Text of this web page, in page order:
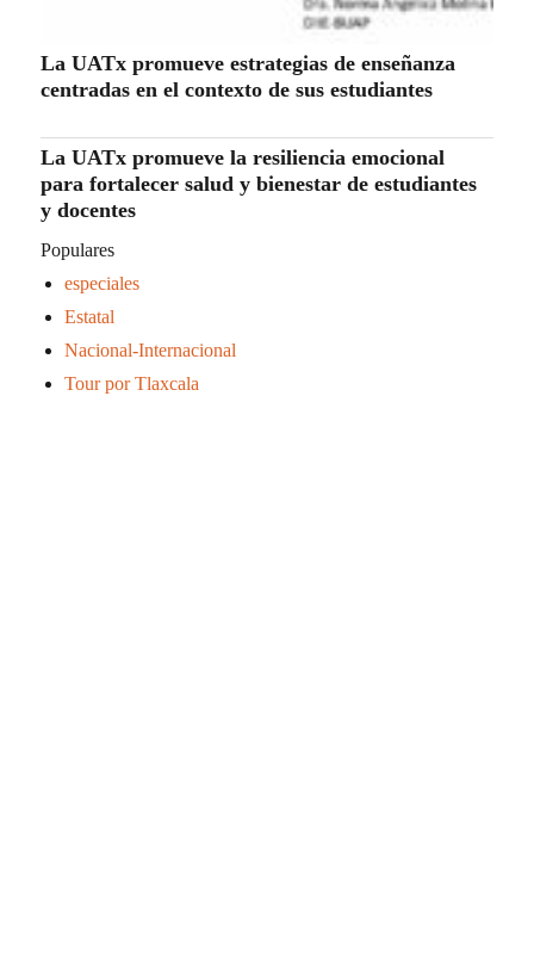
La UATx promueve estrategias de enseñanza
centradas en el contexto de sus estudiantes
La UATx promueve la resiliencia emocional
para fortalecer salud y bienestar de estudiantes
y docentes
Populares
especiales
Estatal
Nacional-Internacional
Tour por Tlaxcala